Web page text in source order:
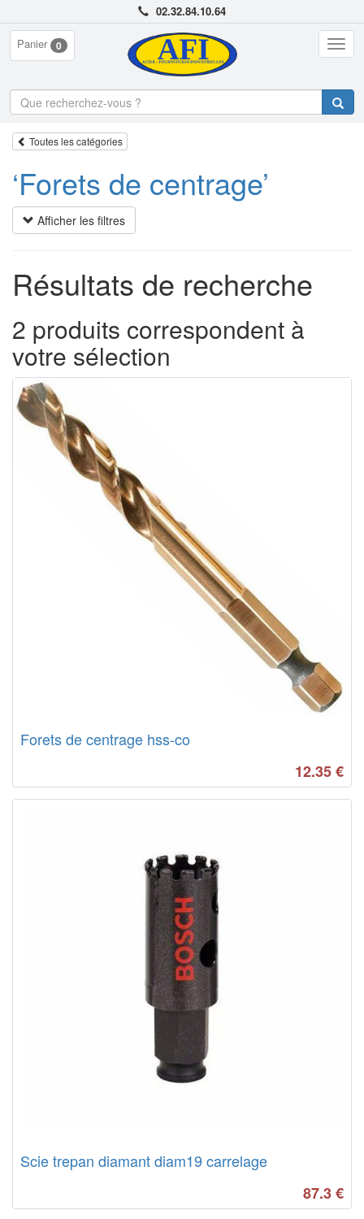
02.32.84.10.64
Panier 0
Toutes les catégories
‘Forets de centrage’
Afficher les filtres
Résultats de recherche
2 produits correspondent à
votre sélection
Forets de centrage hss-co
12.35€
Scie trepan diamant diam19 carrelage
87.3€